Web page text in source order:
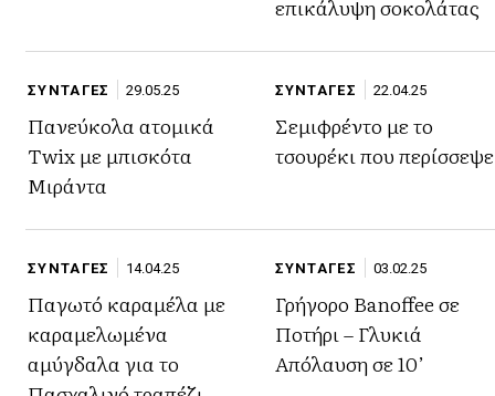
επικάλυψη σοκολάτας
ΣΥΝΤΑΓΕΣ 29.05.25
Πανεύκολα ατομικά
Twix με μπισκότα
Μιράντα
ΣΥΝΤΑΓΕΣ 22.04.25
Σεμιφρέντο με το
τσουρέκι που περίσσεψε
ΣΥΝΤΑΓΕΣ 14.04.25
Παγωτό καραμέλα με
καραμελωμένα
αμύγδαλα για το
ΣΥΝΤΑΓΕΣ 03.02.25
Γρήγορο Banoffee σε
Ποτήρι – Γλυκιά
Απόλαυση σε 10’